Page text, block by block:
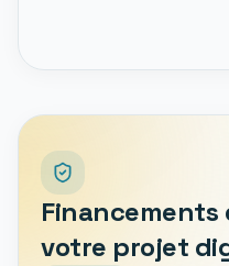
votre projet